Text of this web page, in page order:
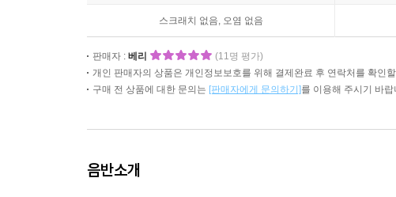
스크래치 없음, 오염 없음
판매자 : 베리
(11명 평가)
개인 판매자의 상품은 개인정보보호를 위해 결제완료 후 연락처를 확인
구매 전 상품에 대한 문의는 [판매자에게 문의하기]를 이용해 주시기 바랍
음반소개